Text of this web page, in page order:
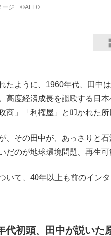
ージ ©AFLO
たように、1960年代、田中
高度経済成長を謳歌する日
商」「利権屋」と叩かれた所
、その田中が、あっさりと石
だのが地球環境問題、再生可
いて、40年以上も前のイン
代初頭、田中が説いた